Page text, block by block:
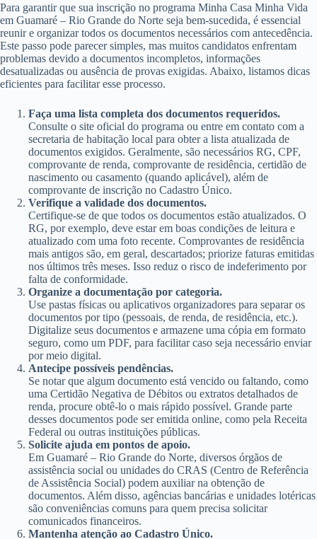
Para garantir que sua inscrição no programa Minha Casa Minha Vida
em Guamaré – Rio Grande do Norte seja bem-sucedida, é essencial
reunir e organizar todos os documentos necessários com antecedência.
Este passo pode parecer simples, mas muitos candidatos enfrentam
problemas devido a documentos incompletos, informações
desatualizadas ou ausência de provas exigidas. Abaixo, listamos dicas
eficientes para facilitar esse processo.
Faça uma lista completa dos documentos requeridos.
Consulte o site oficial do programa ou entre em contato com a
secretaria de habitação local para obter a lista atualizada de
documentos exigidos. Geralmente, são necessários RG, CPF,
comprovante de renda, comprovante de residência, certidão de
nascimento ou casamento (quando aplicável), além de
comprovante de inscrição no Cadastro Único.
Verifique a validade dos documentos.
Certifique-se de que todos os documentos estão atualizados. O
RG, por exemplo, deve estar em boas condições de leitura e
atualizado com uma foto recente. Comprovantes de residência
mais antigos são, em geral, descartados; priorize faturas emitidas
nos últimos três meses. Isso reduz o risco de indeferimento por
falta de conformidade.
Organize a documentação por categoria.
Use pastas físicas ou aplicativos organizadores para separar os
documentos por tipo (pessoais, de renda, de residência, etc.).
Digitalize seus documentos e armazene uma cópia em formato
seguro, como um PDF, para facilitar caso seja necessário enviar
por meio digital.
Antecipe possíveis pendências.
Se notar que algum documento está vencido ou faltando, como
uma Certidão Negativa de Débitos ou extratos detalhados de
renda, procure obtê-lo o mais rápido possível. Grande parte
desses documentos pode ser emitida online, como pela Receita
Federal ou outras instituições públicas.
Solicite ajuda em pontos de apoio.
Em Guamaré – Rio Grande do Norte, diversos órgãos de
assistência social ou unidades do CRAS (Centro de Referência
de Assistência Social) podem auxiliar na obtenção de
documentos. Além disso, agências bancárias e unidades lotéricas
são conveniências comuns para quem precisa solicitar
comunicados financeiros.
Mantenha atenção ao Cadastro Único.